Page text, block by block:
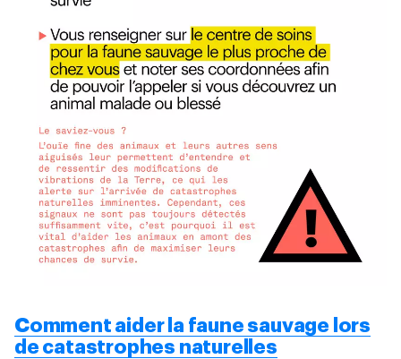
Comment aider la faune sauvage lors
de catastrophes naturelles